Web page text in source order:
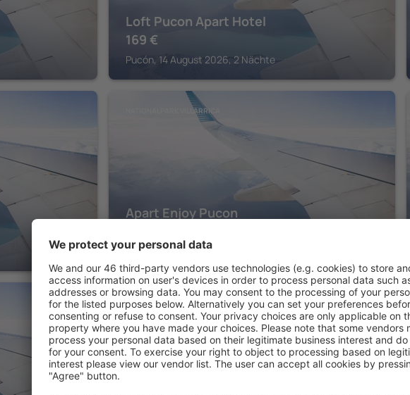
Loft Pucon Apart Hotel
169 €
Pucón, 14 August 2026, 2 Nächte
NATIONALPARK VILLARRICA
Apart Enjoy Pucon
Pucón, 14 August 2026, 2 Nächte
NATIONALPARK VILLARRICA